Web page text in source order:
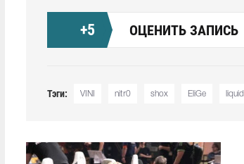
+5 ОЦЕНИТЬ ЗАПИСЬ
Тэги: VINI nitr0 shox EliGe liquid